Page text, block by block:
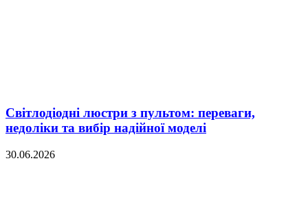
Світлодіодні люстри з пультом: переваги,
недоліки та вибір надійної моделі
30.06.2026